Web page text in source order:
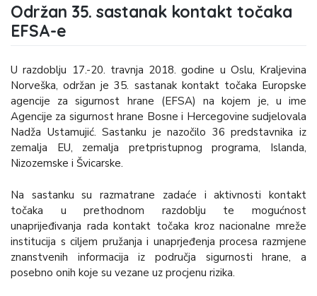
Održan 35. sastanak kontakt točaka
EFSA-e
U razdoblju 17.-20. travnja 2018. godine u Oslu, Kraljevina
Norveška, održan je 35. sastanak kontakt točaka Europske
agencije za sigurnost hrane (EFSA) na kojem je, u ime
Agencije za sigurnost hrane Bosne i Hercegovine sudjelovala
Nadža Ustamujić. Sastanku je nazočilo 36 predstavnika iz
zemalja EU, zemalja pretpristupnog programa, Islanda,
Nizozemske i Švicarske.
Na sastanku su razmatrane zadaće i aktivnosti kontakt
točaka u prethodnom razdoblju te mogućnost
unaprijeđivanja rada kontakt točaka kroz nacionalne mreže
institucija s ciljem pružanja i unaprjeđenja procesa razmjene
znanstvenih informacija iz područja sigurnosti hrane, a
posebno onih koje su vezane uz procjenu rizika.